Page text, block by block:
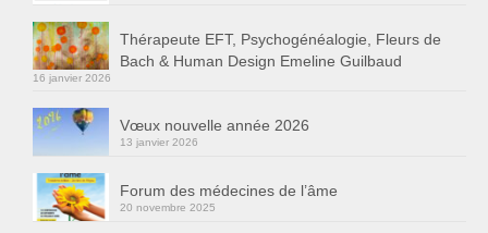
Thérapeute EFT, Psychogénéalogie, Fleurs de
Bach & Human Design Emeline Guilbaud
16 janvier 2026
Vœux nouvelle année 2026
13 janvier 2026
Forum des médecines de l’âme
20 novembre 2025